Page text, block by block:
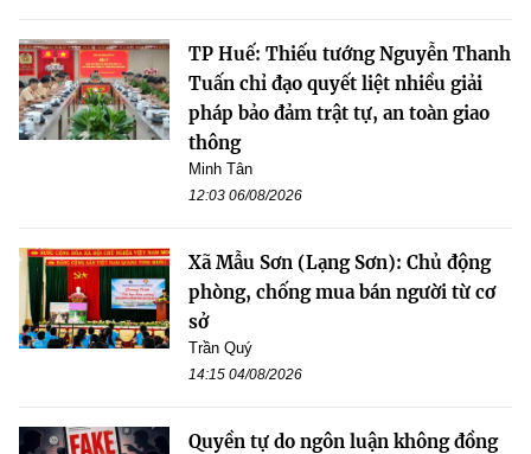
TP Huế: Thiếu tướng Nguyễn Thanh
Tuấn chỉ đạo quyết liệt nhiều giải
pháp bảo đảm trật tự, an toàn giao
thông
Minh Tân
12:03 06/08/2026
Xã Mẫu Sơn (Lạng Sơn): Chủ động
phòng, chống mua bán người từ cơ
sở
Trần Quý
14:15 04/08/2026
Quyền tự do ngôn luận không đồng